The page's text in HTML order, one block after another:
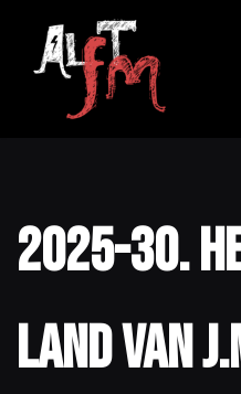
2025-30.
land van